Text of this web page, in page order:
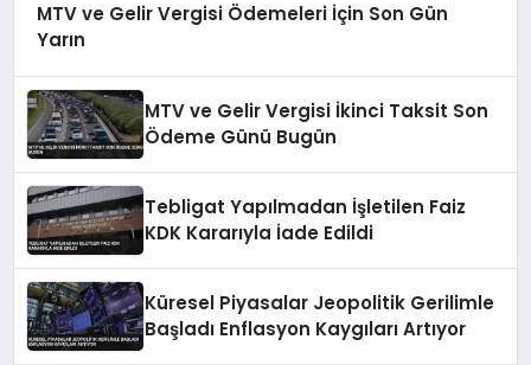
MTV ve Gelir Vergisi Ödemeleri İçin Son Gün
Yarın
MTV ve Gelir Vergisi İkinci Taksit Son
Ödeme Günü Bugün
Tebligat Yapılmadan İşletilen Faiz
KDK Kararıyla İade Edildi
Küresel Piyasalar Jeopolitik Gerilimle
Başladı Enflasyon Kaygıları Artıyor